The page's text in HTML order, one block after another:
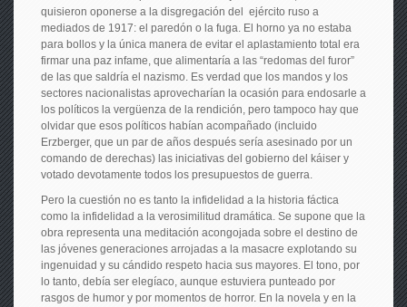
quisieron oponerse a la disgregación del ejército ruso a
mediados de 1917: el paredón o la fuga. El horno ya no estaba
para bollos y la única manera de evitar el aplastamiento total era
firmar una paz infame, que alimentaría a las “redomas del furor”
de las que saldría el nazismo. Es verdad que los mandos y los
sectores nacionalistas aprovecharían la ocasión para endosarle a
los políticos la vergüenza de la rendición, pero tampoco hay que
olvidar que esos políticos habían acompañado (incluido
Erzberger, que un par de años después sería asesinado por un
comando de derechas) las iniciativas del gobierno del káiser y
votado devotamente todos los presupuestos de guerra.
Pero la cuestión no es tanto la infidelidad a la historia fáctica
como la infidelidad a la verosimilitud dramática. Se supone que la
obra representa una meditación acongojada sobre el destino de
las jóvenes generaciones arrojadas a la masacre explotando su
ingenuidad y su cándido respeto hacia sus mayores. El tono, por
lo tanto, debía ser elegíaco, aunque estuviera punteado por
rasgos de humor y por momentos de horror. En la novela y en la